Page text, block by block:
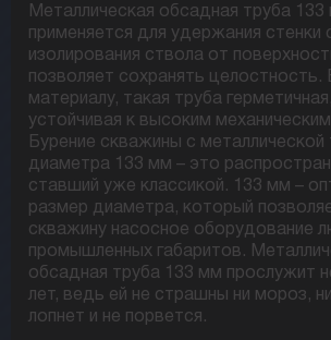
Металлическая обсадная труба 133
применяется для удержания стенки
изолирования ствола от
позволяет сохранять целостность.
материалу, такая труба
устойчивая к высоким
Бурение скважины с металлической
диаметра 133 мм – это
ставший уже классикой. 133 мм –
размер диаметра, который
скважину насосное оборудование
промышленных габаритов.
обсадная труба 133 мм прослужит
лет, ведь ей не страшны ни мороз,
лопнет и не порвется.